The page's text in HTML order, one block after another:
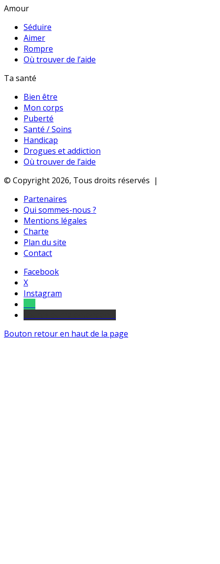
Amour
Séduire
Aimer
Rompre
Où trouver de l’aide
Ta santé
Bien être
Mon corps
Puberté
Santé / Soins
Handicap
Drogues et addiction
Où trouver de l’aide
© Copyright 2026, Tous droits réservés |
Partenaires
Qui sommes-nous ?
Mentions légales
Charte
Plan du site
Contact
Facebook
X
Instagram
Bouton retour en haut de la page